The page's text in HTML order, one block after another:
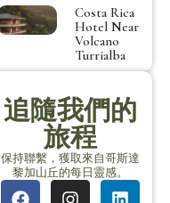
Costa Rica
Hotel Near
Volcano
Turrialba
追隨我們的
旅程
保持聯繫，獲取來自哥斯達
黎加山丘的每日靈感。